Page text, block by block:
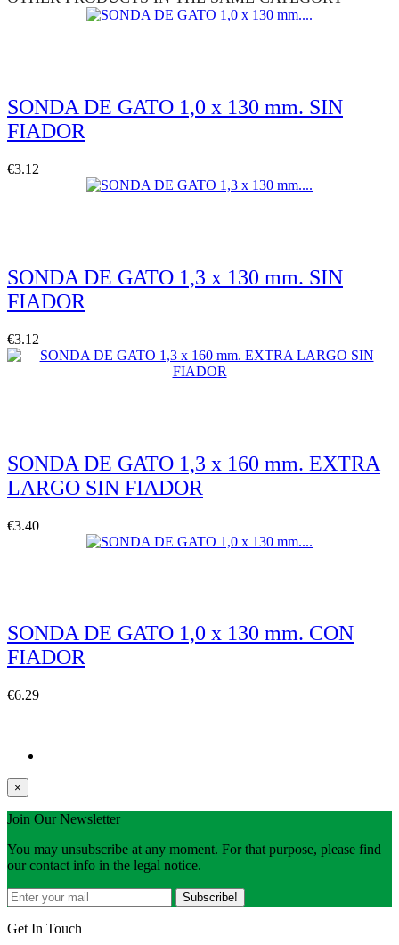
SONDA DE GATO 1,0 x 130 mm. SIN
FIADOR
€3.12
SONDA DE GATO 1,3 x 130 mm. SIN
FIADOR
€3.12
SONDA DE GATO 1,3 x 160 mm. EXTRA
LARGO SIN FIADOR
€3.40
SONDA DE GATO 1,0 x 130 mm. CON
FIADOR
€6.29
×
Join Our Newsletter
You may unsubscribe at any moment. For that purpose, please find
our contact info in the legal notice.
Get In Touch